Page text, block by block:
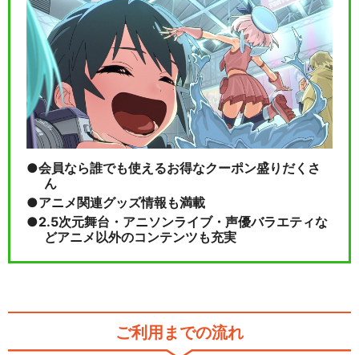
会員なら誰でも使えるお得なクーポン盛りだくさ
ん
アニメ関連グッズ情報も満載
2.5次元舞台・アニソンライブ・声優バラエティな
どアニメ以外のコンテンツも充実
ご利用までの流れ